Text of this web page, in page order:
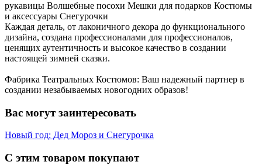
рукавицы Волшебные посохи Мешки для подарков Костюмы
и аксессуары Снегурочки
Каждая деталь, от лаконичного декора до функционального
дизайна, создана профессионалами для профессионалов,
ценящих аутентичность и высокое качество в создании
настоящей зимней сказки.
Фабрика Театральных Костюмов: Ваш надежный партнер в
создании незабываемых новогодних образов!
Вас могут заинтересовать
Новый год: Дед Мороз и Снегурочка
С этим товаром покупают